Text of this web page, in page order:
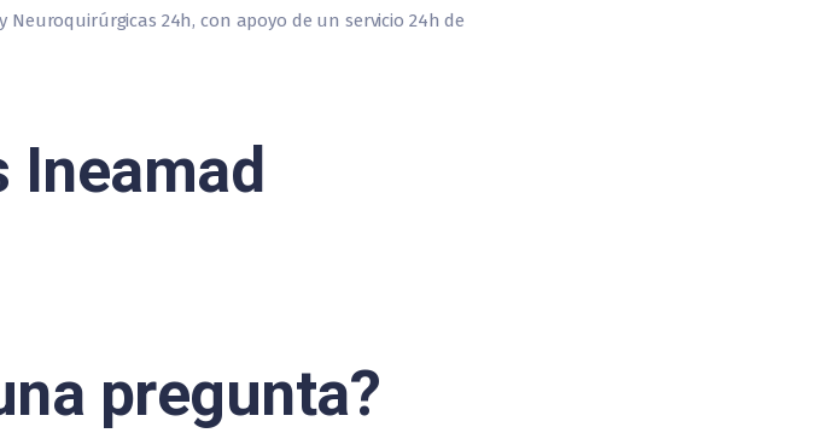
24h, con apoyo de un servicio 24h de
Ineamad
pregunta?